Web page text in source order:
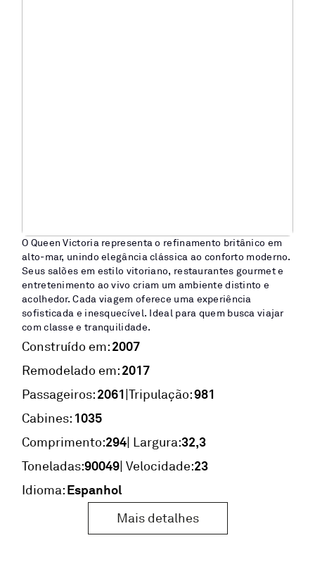
O Queen Victoria representa o refinamento britânico em
alto-mar, unindo elegância clássica ao conforto moderno.
Seus salões em estilo vitoriano, restaurantes gourmet e
entretenimento ao vivo criam um ambiente distinto e
acolhedor. Cada viagem oferece uma experiência
sofisticada e inesquecível. Ideal para quem busca viajar
com classe e tranquilidade.
Construído em:2007
Remodelado em:2017
Passageiros:2061|Tripulação:981
Cabines: 1035
Comprimento:294| Largura:32,3
Toneladas:90049| Velocidade:23
Idioma:Espanhol
Mais detalhes